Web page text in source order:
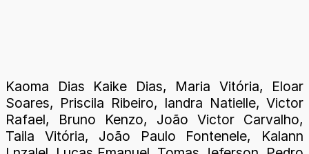
Kaoma Dias Kaike Dias, Maria Vitória, Eloar
Soares, Priscila Ribeiro, Iandra Natielle, Victor
Rafael,
Bruno Kenzo, João Victor Carvalho,
Taila Vitória, João Paulo Fontenele, Kalann